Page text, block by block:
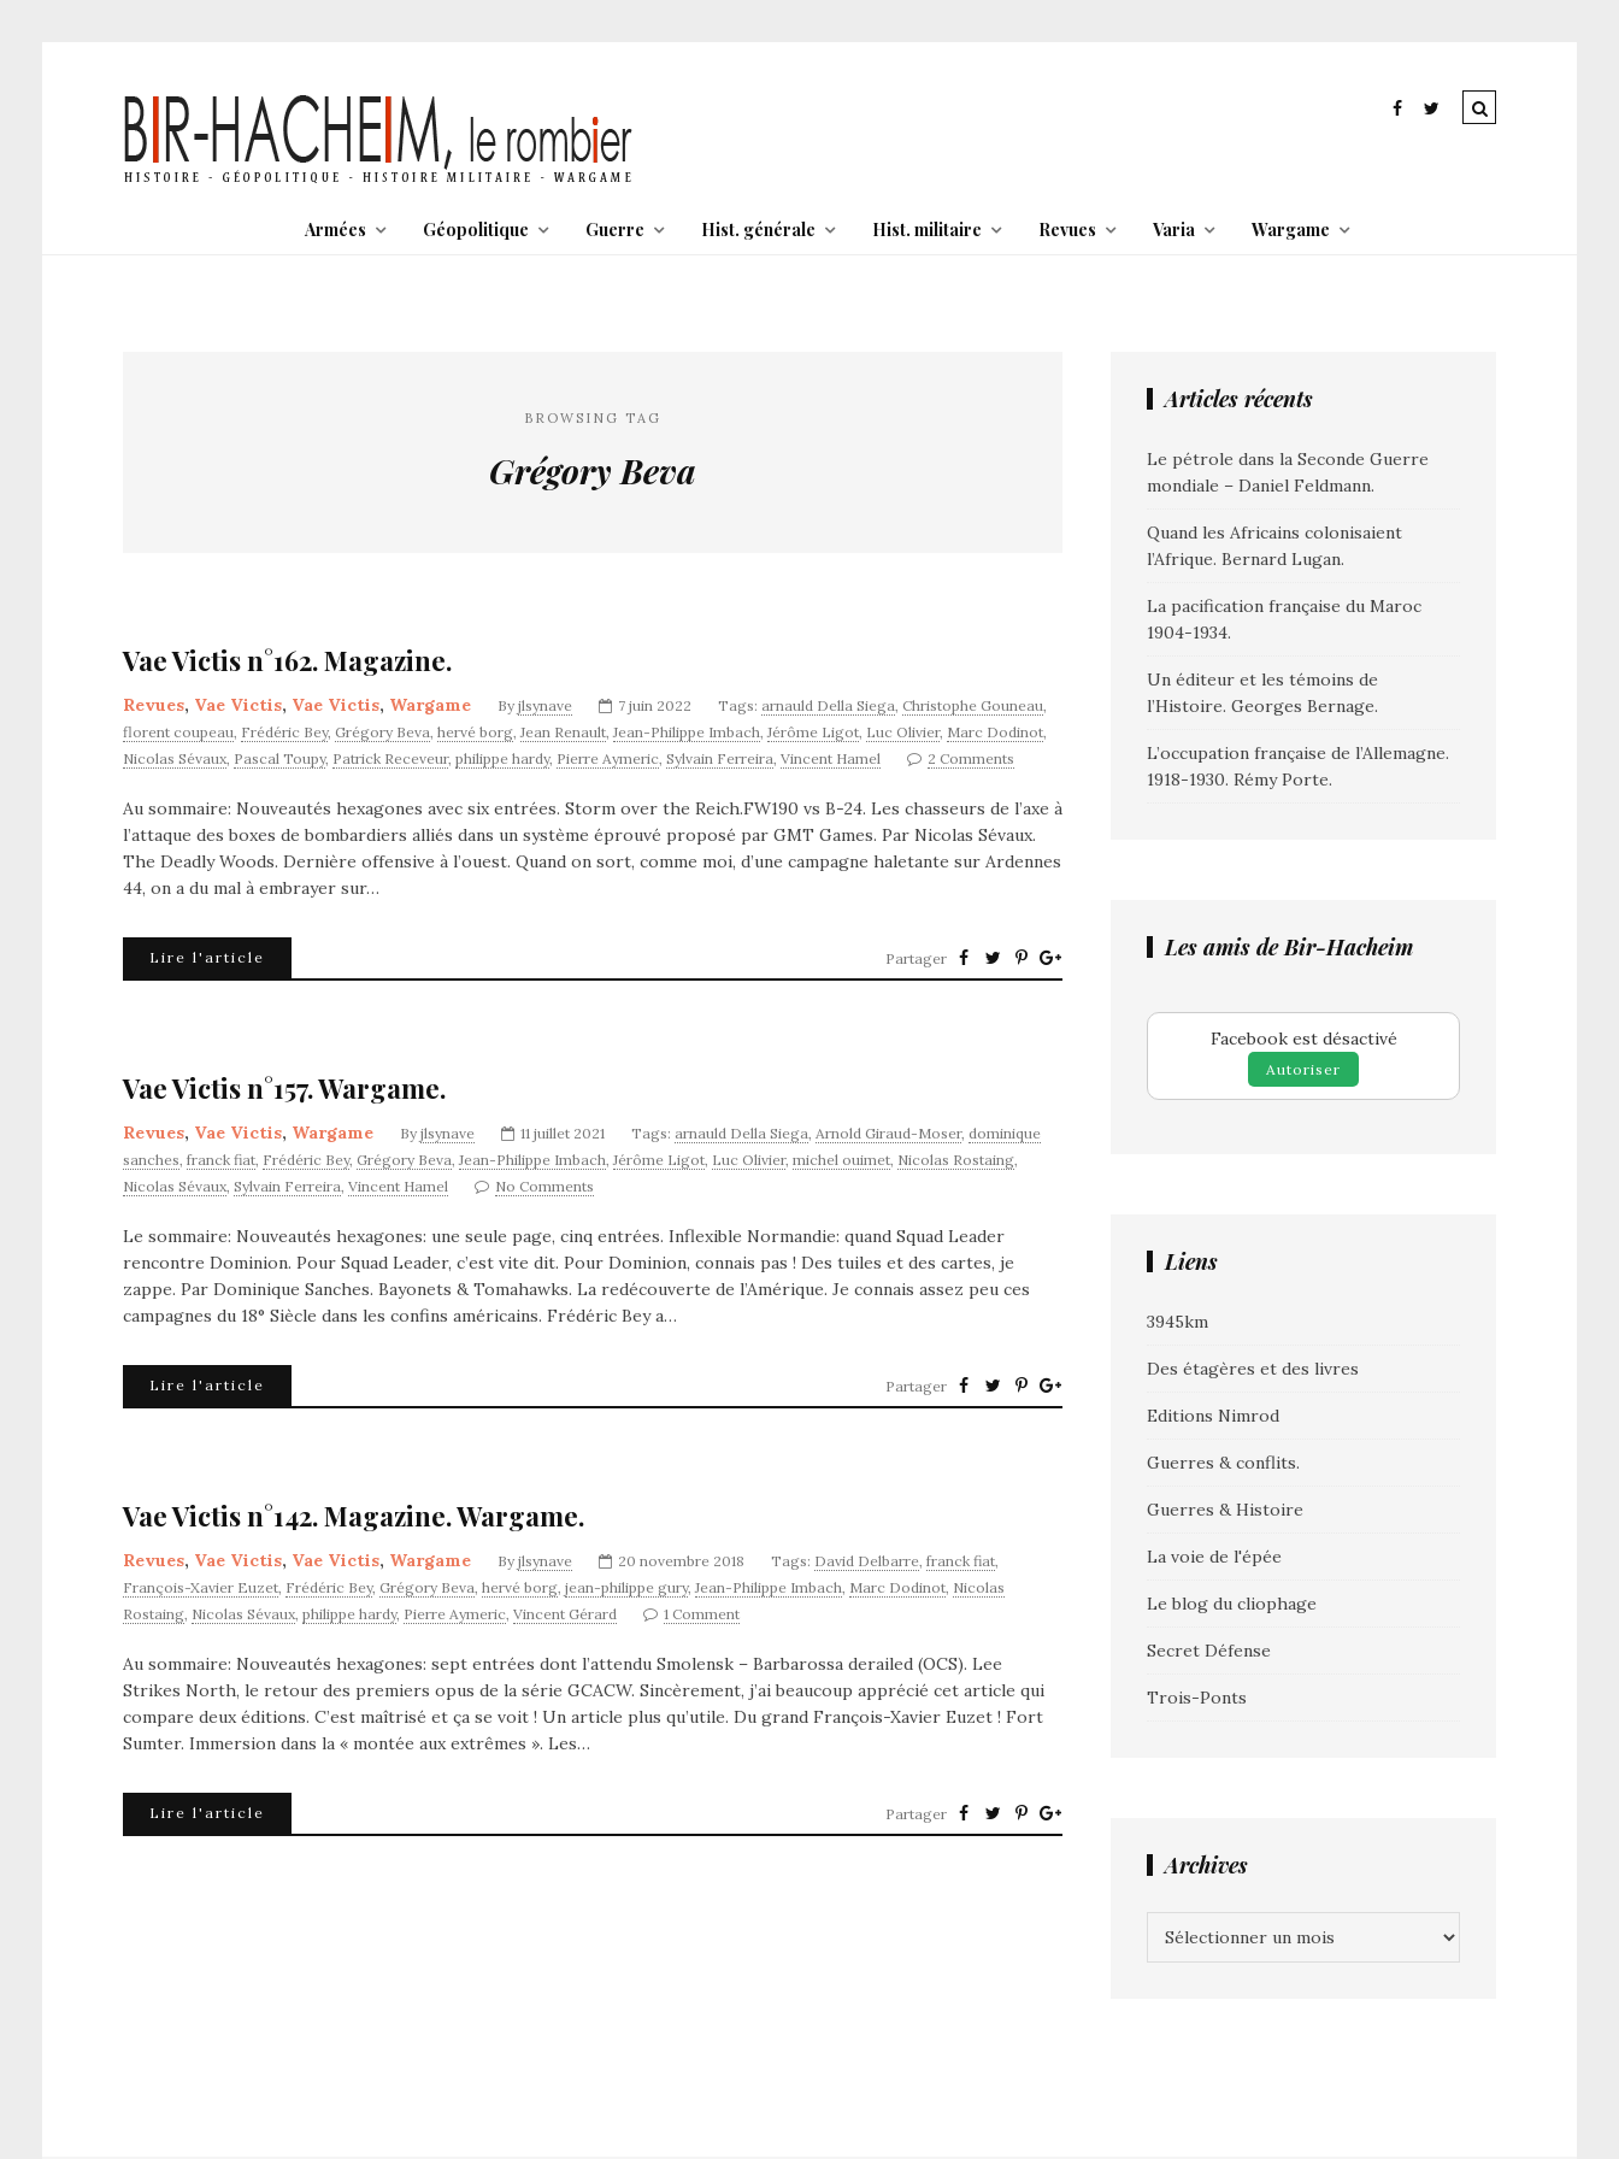
Armées Géopolitique Guerre Hist. générale Hist. militaire Revues Varia Wargame
BROWSING TAG
Grégory Beva
Vae Victis n°162. Magazine.
Revues, Vae Victis, Vae Victis, Wargame By jlsynave 7 juin 2022 Tags: arnauld Della Siega, Christophe Gouneau,
florent coupeau, Frédéric Bey, Grégory Beva, hervé borg,Jean Renault,Jean-Philippe Imbach,Jérôme Ligot, Luc Olivier, Marc Dodinot,
Nicolas Sévaux, Pascal Toupy, Patrick Receveur, philippe hardy, Pierre Aymeric, Sylvain Ferreira, Vincent Hamel 2 Comments
Au sommaire: Nouveautés hexagones avec six entrées. Storm over the Reich.FW190 vs B-24. Les chasseurs de l’axe à
l’attaque des boxes de bombardiers alliés dans un système éprouvé proposé par GMT Games. Par Nicolas Sévaux.
The Deadly Woods. Dernière offensive à l’ouest. Quand on sort, comme moi, d’une campagne haletante sur Ardennes
44, on a du mal à embrayer sur…
Lire l'article Partager
Vae Victis n°157. Wargame.
Revues, Vae Victis, Wargame By jlsynave 11 juillet 2021 Tags: arnauld Della Siega, Arnold Giraud-Moser, dominique
sanches, franck fiat, Frédéric Bey, Grégory Beva,Jean-Philippe Imbach,Jérôme Ligot, Luc Olivier, michel ouimet, Nicolas Rostaing,
Nicolas Sévaux, Sylvain Ferreira, Vincent Hamel No Comments
Le sommaire: Nouveautés hexagones: une seule page, cinq entrées. Inflexible Normandie: quand Squad Leader
rencontre Dominion. Pour Squad Leader, c’est vite dit. Pour Dominion, connais pas ! Des tuiles et des cartes, je
zappe. Par Dominique Sanches. Bayonets & Tomahawks. La redécouverte de l’Amérique. Je connais assez peu ces
campagnes du 18° Siècle dans les confins américains. Frédéric Bey a…
Lire l'article Partager
Vae Victis n°142. Magazine. Wargame.
Revues, Vae Victis, Vae Victis, Wargame By jlsynave 20 novembre 2018 Tags: David Delbarre, franck fiat,
François-Xavier Euzet, Frédéric Bey, Grégory Beva, hervé borg, jean-philippe gury,Jean-Philippe Imbach, Marc Dodinot, Nicolas
Rostaing, Nicolas Sévaux, philippe hardy, Pierre Aymeric, Vincent Gérard 1 Comment
Au sommaire: Nouveautés hexagones: sept entrées dont l’attendu Smolensk – Barbarossa derailed (OCS). Lee
Strikes North, le retour des premiers opus de la série GCACW. Sincèrement, j’ai beaucoup apprécié cet article qui
compare deux éditions. C’est maîtrisé et ça se voit ! Un article plus qu’utile. Du grand François-Xavier Euzet ! Fort
Sumter. Immersion dans la « montée aux extrêmes ». Les…
Lire l'article Partager
Articles récents
Le pétrole dans la Seconde Guerre
mondiale – Daniel Feldmann.
Quand les Africains colonisaient
l’Afrique. Bernard Lugan.
La pacification française du Maroc
1904-1934.
Un éditeur et les témoins de
l’Histoire. Georges Bernage.
L’occupation française de l’Allemagne.
1918-1930. Rémy Porte.
Les amis de Bir-Hacheim
Facebook est désactivé
Autoriser
Liens
3945km
Des étagères et des livres
Editions Nimrod
Guerres & conflits.
Guerres & Histoire
La voie de l'épée
Le blog du cliophage
Secret Défense
Trois-Ponts
Archives